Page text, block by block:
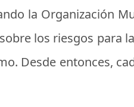
la Organización
los riesgos para
Desde entonces,